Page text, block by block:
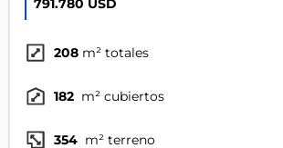
791.780 USD
208 m² totales
182 m² cubiertos
354 m² terreno